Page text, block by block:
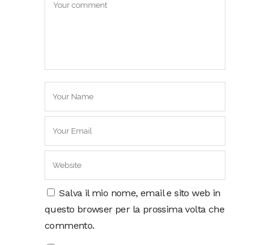
Salva il mio nome, email e sito web in
questo browser per la prossima volta che
commento.